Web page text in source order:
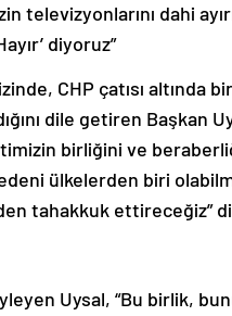
televizyonlarını dahi
diyoruz”
CHP çatısı altında
dile getiren Başkan
birliğini ve
ülkelerden biri
tahakkuk ettireceğiz”
Uysal, “Bu birlik,